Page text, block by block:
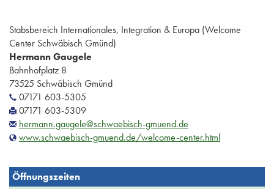
Stabsbereich Internationales, Integration & Europa (Welcome
Center Schwäbisch Gmünd)
Hermann Gaugele
Bahnhofplatz 8
73525 Schwäbisch Gmünd
07171 603-5305
07171 603-5309
hermann.gaugele@schwaebisch-gmuend.de
www.schwaebisch-gmuend.de/welcome-center.html
Öffnungszeiten